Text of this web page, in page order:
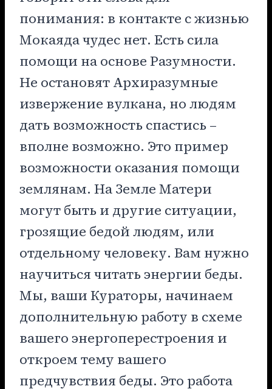
понимания: в контакте с жизнью
Мокаяда чудес нет. Есть сила
помощи на основе Разумности.
Не остановят Архиразумные
извержение вулкана, но людям
дать возможность спастись –
вполне возможно. Это пример
возможности оказания помощи
землянам. На Земле Матери
могут быть и другие ситуации,
грозящие бедой людям, или
отдельному человеку. Вам нужно
научиться читать энергии беды.
Мы, ваши Кураторы, начинаем
дополнительную работу в схеме
вашего энергоперестроения и
откроем тему вашего
предчувствия беды. Это работа